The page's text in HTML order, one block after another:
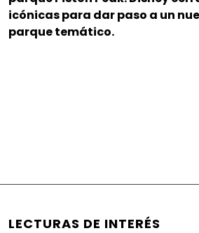
icónicas para dar paso a un
parque temático.
LECTURAS DE INTERÉS